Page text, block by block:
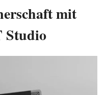
mit
Studio